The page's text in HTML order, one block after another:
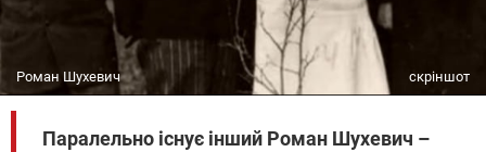
Роман Шухевич скріншот
Паралельно існує інший Роман Шухевич –